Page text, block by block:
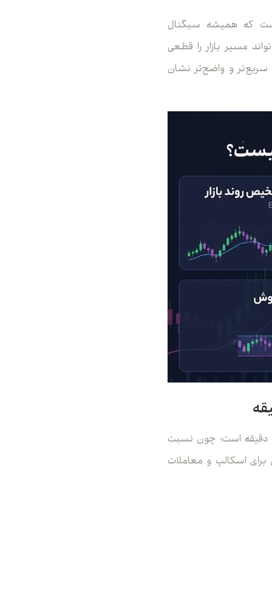
ابزاری نیست که همیشه سیگنال
مسیر بازار را قطعی
رفتار قیمت را سریع‌تر و واضح‌تر نشان
EMA یا میانگین متحرک نمایی، یکی از بهترین گزینه‌ها برای تشخیص روند در تایم فریم ۵ دقیقه است؛ چون نسبت
اسکالپ و معاملات